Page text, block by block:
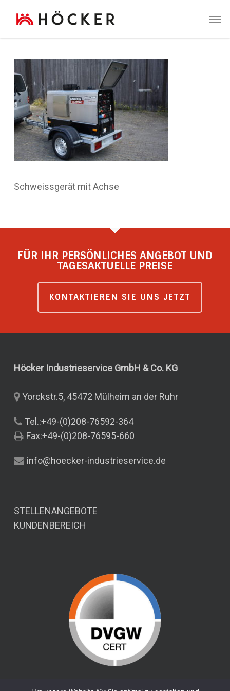
Schweissgerät mit Achse
FÜR IHR PERSÖNLICHES ANGEBOT UND
TAGESAKTUELLE PREISE
KONTAKTIEREN SIE UNS JETZT
Höcker Industrieservice GmbH & Co. KG
Yorckstr.5, 45472 Mülheim an der Ruhr
Tel.:+49-(0)208-76592-364
Fax:+49-(0)208-76595-660
info@hoecker-industrieservice.de
STELLENANGEBOTE
KUNDENBEREICH